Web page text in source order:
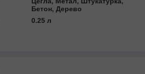
Бетон, Дерево
0.25 л